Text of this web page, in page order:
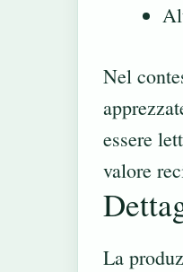
Nel
essere
valore
La